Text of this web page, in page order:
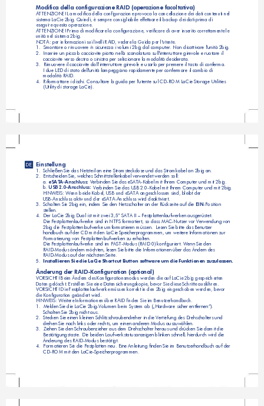
Modifica della configurazione RAID (operazione facoltativa)
ATTENZIONE! La modifica della configurazione provoca la cancellazione dei dati contenuti nel
sistema LaCie 2big. Quindi, è sempre consigliabile effettuare il backup dei dati prima di
eseguire questa operazione.
ATTENZIONE! Prima di modificare la configurazione, verificare di aver inserito correttamente le
unità nel sistema 2big.
NOTA: per informazioni sui livelli RAID, vedere la Guida per l'utente.
1.
Smontare o rimuovere in sicurezza i volumi 2big dal computer. Non disattivare l'unità 2big.
2.
Inserire un piccolo cacciavite piatto nella scanalatura sull'interruttore girevole e ruotare il
cacciavite verso destra o sinistra per selezionare la modalità desiderata.
3.
Rimuovere il cacciavite dall’interruttore girevole e usarlo per premere il tasto di conferma.
I due LED di stato dell'unità lampeggiano rapidamente per confermare il cambio di
modalità RAID.
4.
Riformattare i dischi. Consultare la guida per l'utente sul CD-ROM LaCie Storage Utilities
(Utility di storage LaCie).
DE Einstellung
1. Schließen Sie das Netzteil an eine Stromsteckdose und das Stromkabel an 2big an.
2.
Entscheiden Sie, welches Schnittstellenkabel verwendet werden soll:
a.
eSATA-Anschluss: Verbinden Sie das eSATA-Kabel mit Ihrem Computer und mit 2big.
b. USB 2.0-Anschluss: Verbinden Sie das USB 2.0-Kabel mit Ihrem Computer und mit 2big.
HINWEIS: Wenn beide Kabel, USB und eSATA angeschlossen sind, bleibt der
USB-Anschluss aktiv und der eSATA-Anschluss wird deaktiviert.
3. Schalten Sie 2big ein, indem Sie den Netzschalter an der Rückseite auf die EIN-Position
stellen.
4.
Der LaCie 2big Dual ist mit zwei 3,5“ SATA II – Festplattenlaufwerken ausgerüstet.
Die Festplattenlaufwerke sind in NTFS formatiert, so dass MAC-Nutzer vor Verwendung von
2big die Festplattenlaufwerke umformatieren müssen.  Lesen Sie bitte das Benutzer
handbuch auf der CD mit den LaCie Speicherprogrammen, um weitere Informationen zur
Formatierung von Festplattenlaufwerken zu erhalten.
Die Festplattenlaufwerke sind im FAST-Modus (RAID 0) konfiguriert. Wenn Sie den
RAID-Modus ändern möchten, lesen Sie bitte die Informationen über das Ändern des
RAID-Modus auf der nächsten Seite.
5.
Installieren Sie die LaCie Shortcut Button software um die Funktionen zuzulassen.
Änderung der RAID-Konfiguration (optional)
VORSICHT! Beim Ändern des Konfigurationsmodus werden die auf LaCie 2big gespeicherten
Daten gelöscht. Erstellen Sie eine Datensicherungskopie, bevor Sie diese Schritte ausführen.
VORSICHT! Die Festplattenlaufwerke müssen korrekt in den 2big eingeschoben werden, bevor
die Konfiguration geändert wird.
HINWEIS: Weitere Informationen über RAID finden Sie im Benutzerhandbuch.
1.
Melden Sie die LaCie 2big-Volumen beim System ab („Hardware sicher entfernen“).
Schalten Sie 2big nicht aus.
2. Stecken Sie einen kleinen Schlitzschraubendreher in die Vertiefung des Drehschalters und
drehen Sie nach links oder rechts, um einen anderen Modus auszuwählen.
3.
Ziehen Sie den Schraubenzieher aus dem Drehschalter heraus und drücken Sie damit die
Bestätigungstaste. Die beiden Laufwerkstatusanzeigen blinken schnell; hierdurch wird die
Änderung des RAID-Modus bestätigt.
4. Formatieren Sie die Festplatten neu. Eine Anleitung finden Sie im Benutzerhandbuch auf der
CD-ROM mit den LaCie-Speicherprogrammen.